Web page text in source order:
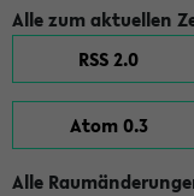
Alle zum aktuellen
RSS 2.0
Atom 0.3
Alle